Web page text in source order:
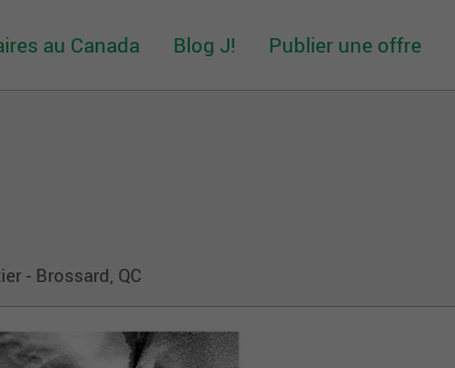
au Canada Blog J! Publier une offre
- Brossard, QC